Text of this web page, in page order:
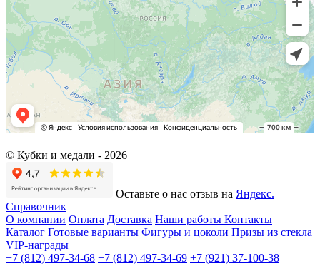
© Кубки и медали - 2026
Оставьте о нас отзыв на Яндекс.
Справочник
О компании Оплата Доставка Наши работы Контакты
Каталог Готовые варианты Фигуры и цоколи Призы из стекла
VIP-награды
+7 (812) 497-34-68 +7 (812) 497-34-69 +7 (921) 37-100-38